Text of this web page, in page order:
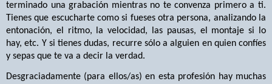
terminado una grabación mientras no te convenza primero a ti.
Tienes que escucharte como si fueses otra persona, analizando la
entonación, el ritmo, la velocidad, las pausas, el montaje si lo
hay, etc. Y si tienes dudas, recurre sólo a alguien en quien confíes
y sepas que te va a decir la verdad.
Desgraciadamente (para ellos/as) en esta profesión hay muchas